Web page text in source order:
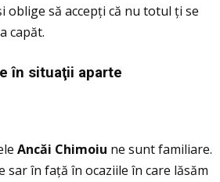
oblige să accepţi că nu totul ţi se
capăt.
în situaţii aparte
Ancăi Chimoiu ne sunt familiare.
sar în faţă în ocaziile în care lăsăm